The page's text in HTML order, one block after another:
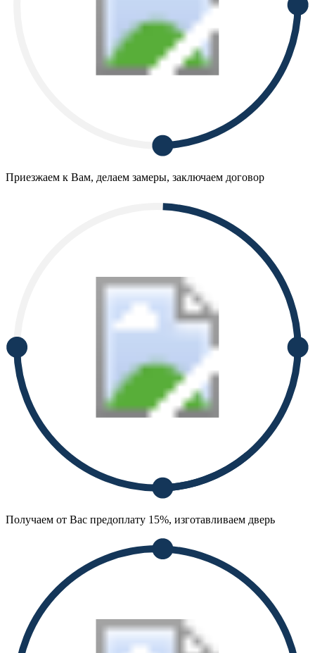
Приезжаем к Вам, делаем замеры, заключаем договор
Получаем от Вас предоплату 15%, изготавливаем дверь